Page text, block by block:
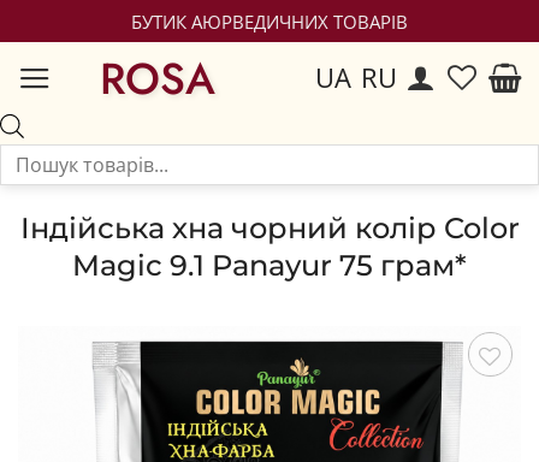
БУТИК АЮРВЕДИЧНИХ ТОВАРІВ
ROSA UA RU
Індійська хна чорний колір Color
Magic 9.1 Panayur 75 грам*
Зберегти